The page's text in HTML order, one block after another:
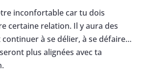
inconfortable car tu dois
certaine relation. Il y aura des
à se délier, à se défaire…
plus alignées avec ta